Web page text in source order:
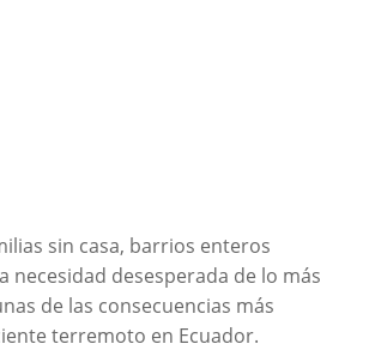
sin casa, barrios enteros
necesidad desesperada de lo más
de las consecuencias más
terremoto en Ecuador.